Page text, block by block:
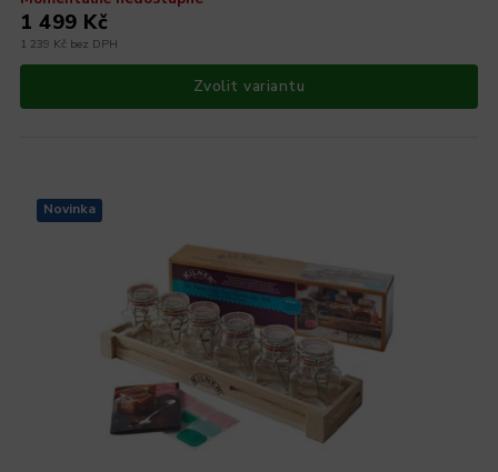
1 239 Kč bez DPH
1 499 Kč
Zvolit variantu
Novinka